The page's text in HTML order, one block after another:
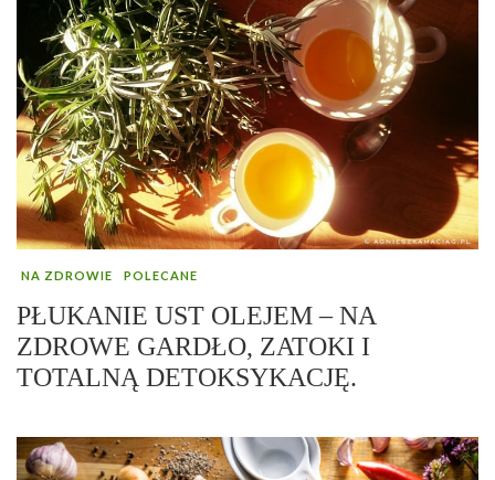
NA ZDROWIE POLECANE
PŁUKANIE UST OLEJEM – NA
ZDROWE GARDŁO, ZATOKI I
TOTALNĄ DETOKSYKACJĘ.